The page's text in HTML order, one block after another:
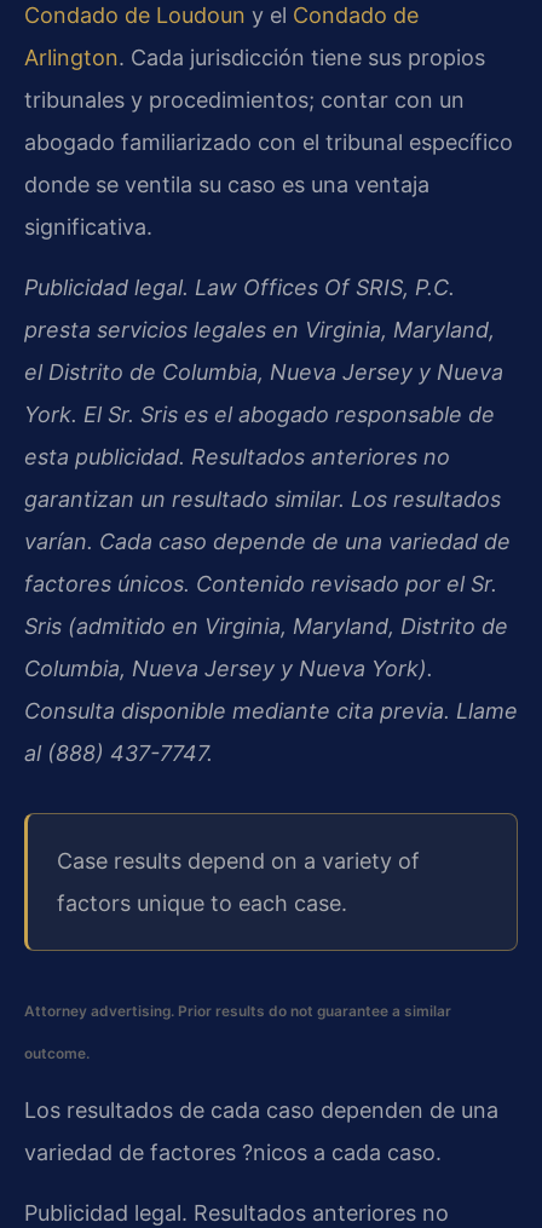
Condado de Loudoun y el Condado de
Arlington. Cada jurisdicción tiene sus propios
tribunales y procedimientos; contar con un
abogado familiarizado con el tribunal específico
donde se ventila su caso es una ventaja
significativa.
Publicidad legal. Law Offices Of SRIS, P.C.
presta servicios legales en Virginia, Maryland,
el Distrito de Columbia, Nueva Jersey y Nueva
York. El Sr. Sris es el abogado responsable de
esta publicidad. Resultados anteriores no
garantizan un resultado similar. Los resultados
varían. Cada caso depende de una variedad de
factores únicos. Contenido revisado por el Sr.
Sris (admitido en Virginia, Maryland, Distrito de
Columbia, Nueva Jersey y Nueva York).
Consulta disponible mediante cita previa. Llame
al (888) 437-7747.
Case results depend on a variety of
factors unique to each case.
Attorney advertising. Prior results do not guarantee a similar
outcome.
Los resultados de cada caso dependen de una
variedad de factores ?nicos a cada caso.
Publicidad legal. Resultados anteriores no